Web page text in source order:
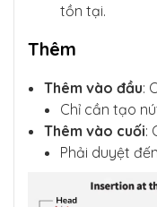
tồn tại.
Thêm
Thêm vào đầu:
Chỉ cần tạo
Thêm vào cuối:
Phải duyệt